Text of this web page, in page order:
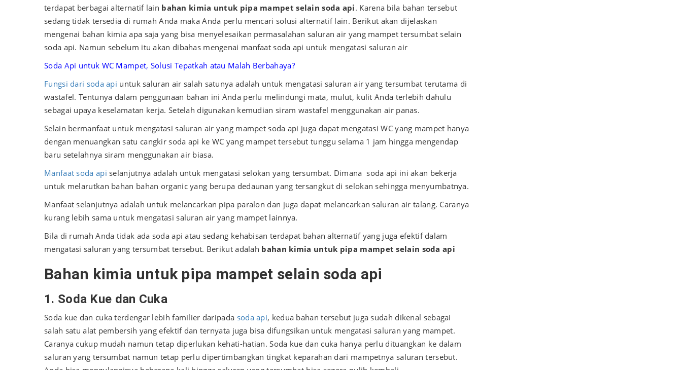
terdapat berbagai alternatif lain bahan kimia untuk pipa mampet selain soda api. Karena bila bahan tersebut
sedang tidak tersedia di rumah Anda maka Anda perlu mencari solusi alternatif lain. Berikut akan dijelaskan
mengenai bahan kimia apa saja yang bisa menyelesaikan permasalahan saluran air yang mampet tersumbat selain
soda api. Namun sebelum itu akan dibahas mengenai manfaat soda api untuk mengatasi saluran air
Soda Api untuk WC Mampet, Solusi Tepatkah atau Malah Berbahaya?
Fungsi dari soda api untuk saluran air salah satunya adalah untuk mengatasi saluran air yang tersumbat terutama di
wastafel. Tentunya dalam penggunaan bahan ini Anda perlu melindungi mata, mulut, kulit Anda terlebih dahulu
sebagai upaya keselamatan kerja. Setelah digunakan kemudian siram wastafel menggunakan air panas.
Selain bermanfaat untuk mengatasi saluran air yang mampet soda api juga dapat mengatasi WC yang mampet hanya
dengan menuangkan satu cangkir soda api ke WC yang mampet tersebut tunggu selama 1 jam hingga mengendap
baru setelahnya siram menggunakan air biasa.
Manfaat soda api selanjutnya adalah untuk mengatasi selokan yang tersumbat. Dimana soda api ini akan bekerja
untuk melarutkan bahan bahan organic yang berupa dedaunan yang tersangkut di selokan sehingga menyumbatnya.
Manfaat selanjutnya adalah untuk melancarkan pipa paralon dan juga dapat melancarkan saluran air talang. Caranya
kurang lebih sama untuk mengatasi saluran air yang mampet lainnya.
Bila di rumah Anda tidak ada soda api atau sedang kehabisan terdapat bahan alternatif yang juga efektif dalam
mengatasi saluran yang tersumbat tersebut. Berikut adalah bahan kimia untuk pipa mampet selain soda api
Bahan kimia untuk pipa mampet selain soda api
1. Soda Kue dan Cuka
Soda kue dan cuka terdengar lebih familier daripada soda api, kedua bahan tersebut juga sudah dikenal sebagai
salah satu alat pembersih yang efektif dan ternyata juga bisa difungsikan untuk mengatasi saluran yang mampet.
Caranya cukup mudah namun tetap diperlukan kehati-hatian. Soda kue dan cuka hanya perlu dituangkan ke dalam
saluran yang tersumbat namun tetap perlu dipertimbangkan tingkat keparahan dari mampetnya saluran tersebut.